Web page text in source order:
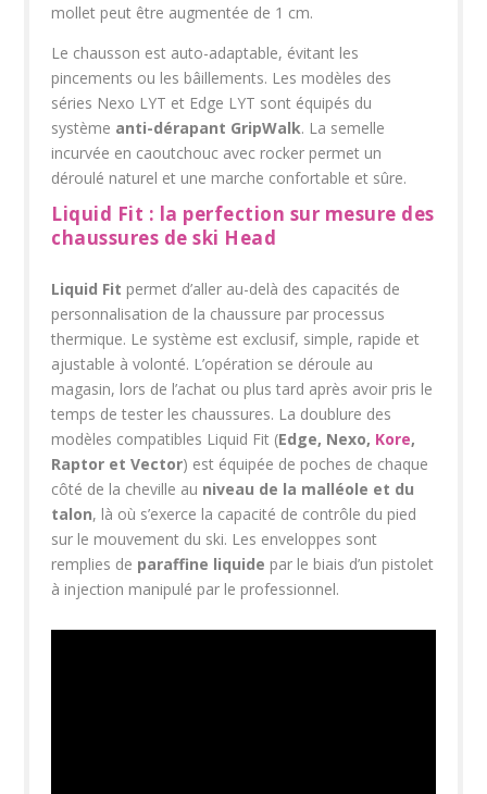
mollet peut être augmentée de 1 cm.
Le chausson est auto-adaptable, évitant les
pincements ou les bâillements. Les modèles des
séries Nexo LYT et Edge LYT sont équipés du
système anti-dérapant GripWalk. La semelle
incurvée en caoutchouc avec rocker permet un
déroulé naturel et une marche confortable et sûre.
Liquid Fit : la perfection sur mesure des
chaussures de ski Head
Liquid Fit permet d’aller au-delà des capacités de
personnalisation de la chaussure par processus
thermique. Le système est exclusif, simple, rapide et
ajustable à volonté. L’opération se déroule au
magasin, lors de l’achat ou plus tard après avoir pris le
temps de tester les chaussures. La doublure des
modèles compatibles Liquid Fit (Edge, Nexo, Kore,
Raptor et Vector) est équipée de poches de chaque
côté de la cheville au niveau de la malléole et du
talon, là où s’exerce la capacité de contrôle du pied
sur le mouvement du ski. Les enveloppes sont
remplies de paraffine liquide par le biais d’un pistolet
à injection manipulé par le professionnel.